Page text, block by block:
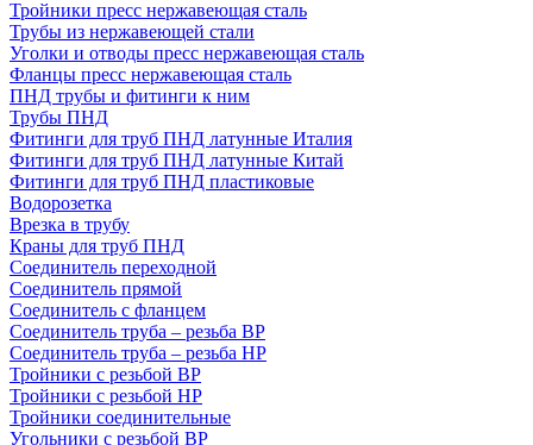
Тройники пресс нержавеющая сталь
Трубы из нержавеющей стали
Уголки и отводы пресс нержавеющая сталь
Фланцы пресс нержавеющая сталь
ПНД трубы и фитинги к ним
Трубы ПНД
Фитинги для труб ПНД латунные Италия
Фитинги для труб ПНД латунные Китай
Фитинги для труб ПНД пластиковые
Водорозетка
Врезка в трубу
Краны для труб ПНД
Соединитель переходной
Соединитель прямой
Соединитель с фланцем
Соединитель труба – резьба ВР
Соединитель труба – резьба НР
Тройники с резьбой ВР
Тройники с резьбой НР
Тройники соединительные
Угольники с резьбой ВР